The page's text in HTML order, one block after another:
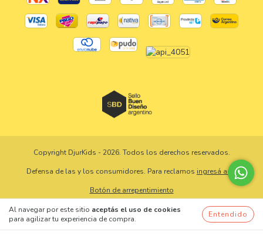
Al navegar por este sitio aceptás el uso de cookies
para agilizar tu experiencia de compra.
Entendido
Copyright DjurKids - 2026. Todos los derechos reservados.
Defensa de las y los consumidores. Para reclamos ingresá acá.
Botón de arrepentimiento